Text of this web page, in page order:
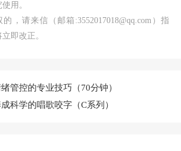
用。
，请来信（邮箱:3552017018@qq.com）指
即改正。
管控的专业技巧（70分钟）
科学的唱歌咬字（C系列）